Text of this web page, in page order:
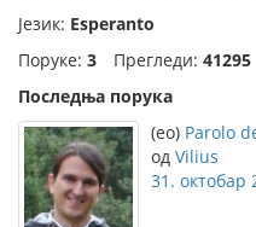
Језик: Esperanto
Поруке: 3 Прегледи: 41295
Последња порука
(eo) Parolo
од Vilius
31. октобар